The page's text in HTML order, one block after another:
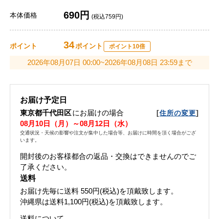
本体価格 690円 (税込759円)
ポイント 34ポイント ポイント10倍
2026年08月07日 00:00~2026年08月08日 23:59まで
お届け予定日
東京都千代田区にお届けの場合 [住所の変更]
08月10日（月）～08月12日（水）
交通状況・天候の影響や注文が集中した場合等、お届けに時間を頂く場合がござ
います。
開封後のお客様都合の返品・交換はできませんのでご
了承ください。
送料
お届け先毎に送料 550円(税込)を頂戴致します。
沖縄県は送料1,100円(税込)を頂戴致します。